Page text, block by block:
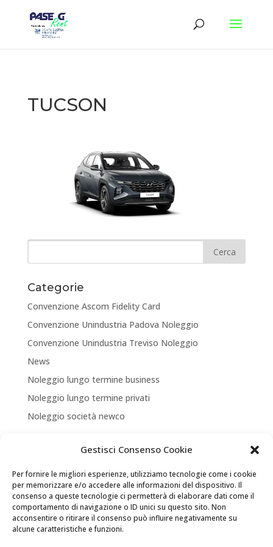
Gestisci Consenso Cookie
Per fornire le migliori esperienze, utilizziamo tecnologie come i cookie
per memorizzare e/o accedere alle informazioni del dispositivo. Il
consenso a queste tecnologie ci permetterà di elaborare dati come il
comportamento di navigazione o ID unici su questo sito. Non
acconsentire o ritirare il consenso può influire negativamente su
alcune caratteristiche e funzioni.
TUCSON
Categorie
Convenzione Ascom Fidelity Card
Convenzione Unindustria Padova Noleggio
Convenzione Unindustria Treviso Noleggio
News
Noleggio lungo termine business
Noleggio lungo termine privati
Noleggio società newco
Articoli recenti
ASSICURA LA TUA MOBILITA’
NEW LOCATION + NEW PARTNERSHIP
Convenzione Soci di UNINDUSTRIA PADOVA TREVISO
VENEZIA ROVIGO